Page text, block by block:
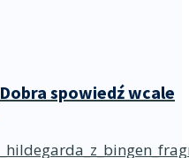
Dobra spowiedź wcale